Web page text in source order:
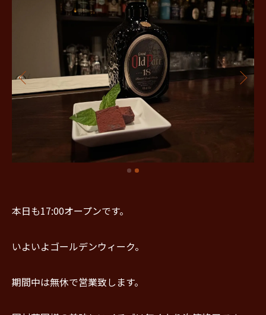
本日も17:00オープンです。
いよいよゴールデンウィーク。
期間中は無休で営業致します。